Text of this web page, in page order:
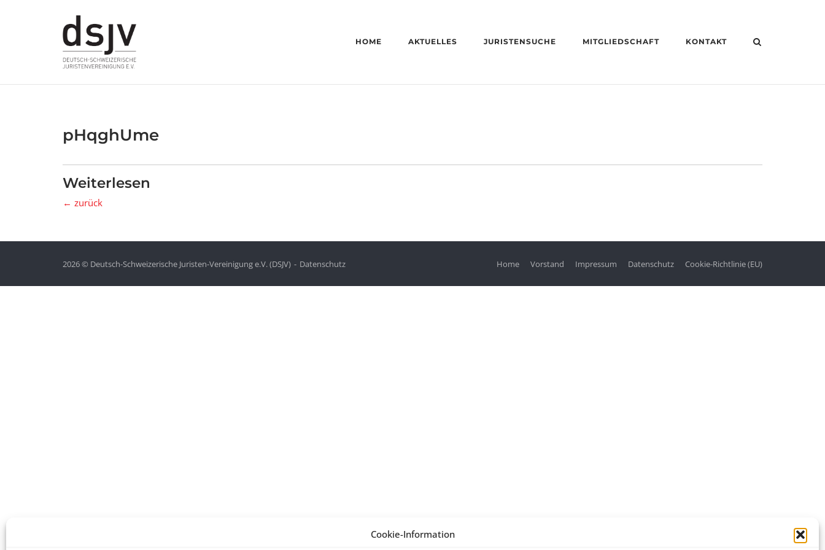
Cookie-Information
HOME AKTUELLES JURISTENSUCHE MITGLIEDSCHAFT KONTAKT
pHqghUme
Weiterlesen
← zurück
2026 © Deutsch-Schweizerische Juristen-Vereinigung e.V. (DSJV) Datenschutz Home Vorstand Impressum Datenschutz Cookie-Richtlinie (EU)